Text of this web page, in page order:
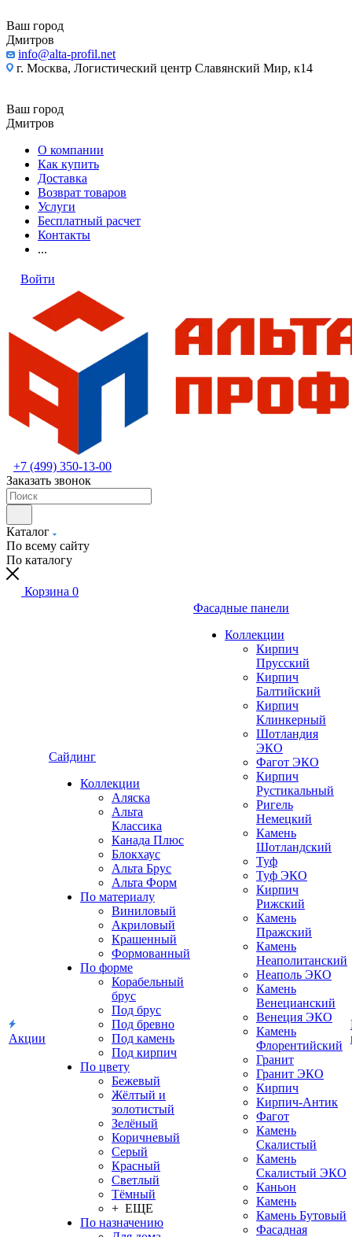
Ваш город
Дмитров
info@alta-profil.net
г. Москва, Логистический центр Славянский Мир, к14
Ваш город
Дмитров
О компании
Как купить
Доставка
Возврат товаров
Услуги
Бесплатный расчет
Контакты
...
Войти
+7 (499) 350-13-00
Заказать звонок
Каталог
По всему сайту
По каталогу
Корзина 0
Акции
Сайдинг
Коллекции
Аляска
Альта
Классика
Канада Плюс
Блокхаус
Альта Брус
Альта Форм
По материалу
Виниловый
Акриловый
Крашенный
Формованный
По форме
Корабельный
брус
Под брус
Под бревно
Под камень
Под кирпич
По цвету
Бежевый
Жёлтый и
золотистый
Зелёный
Коричневый
Серый
Красный
Светлый
Тёмный
+ ЕЩЕ
По назначению
Фасадные панели
Коллекции
Кирпич
Прусский
Кирпич
Балтийский
Кирпич
Клинкерный
Шотландия
ЭКО
Фагот ЭКО
Кирпич
Рустикальный
Ригель
Немецкий
Камень
Шотландский
Туф
Туф ЭКО
Кирпич
Рижский
Камень
Пражский
Камень
Неаполитанский
Неаполь ЭКО
Камень
Венецианский
Венеция ЭКО
Камень
Флорентийский
Гранит
Гранит ЭКО
Кирпич
Кирпич-Антик
Фагот
Камень
Скалистый
Камень
Скалистый ЭКО
Каньон
Камень
Камень Бутовый
Фасадная